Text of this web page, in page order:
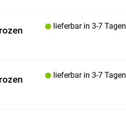
lieferbar in 3-7 Tagen
lieferbar in 3-7 Tagen